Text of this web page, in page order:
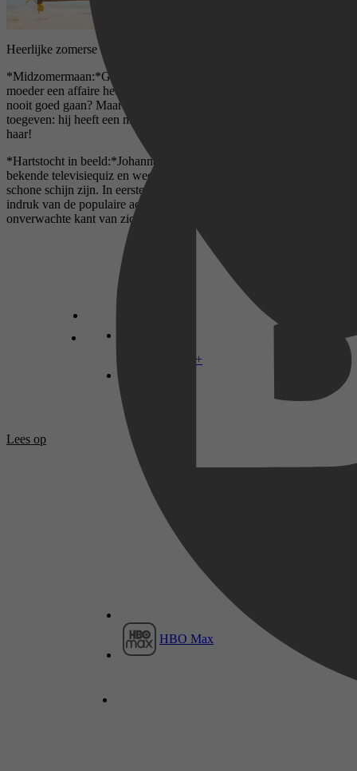
Disney+
HBO Max
Heerlijke zomerse verhalen van de Queen of Romance.
*Midzomermaan:*Gwen vindt het eigenlijk maar niks dat haar
moeder een affaire heeft met een veel jongere man. Dat kan toch
nooit goed gaan? Maar zodra ze Luke ontmoet, moet ze één ding
toegeven: hij heeft een magnetische aantrekkingskracht… Ook op
haar!
*Hartstocht in beeld:*Johanna Patterson is producer van een
bekende televisiequiz en weet dat alle glitter en glamour vaak maar
schone schijn zijn. In eerste instantie is ze dan ook niet onder de
indruk van de populaire acteur Sam Weaver. Totdat hij een
onverwachte kant van zichzelf laat zien…
Lees op